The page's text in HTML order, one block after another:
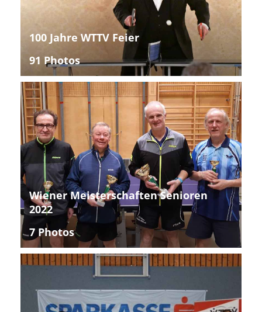
100 Jahre WTTV Feier
91 Photos
Wiener Meisterschaften Senioren
2022
7 Photos